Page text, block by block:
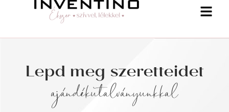
Lepd meg szeretteidet
ajándékutalványunkkal